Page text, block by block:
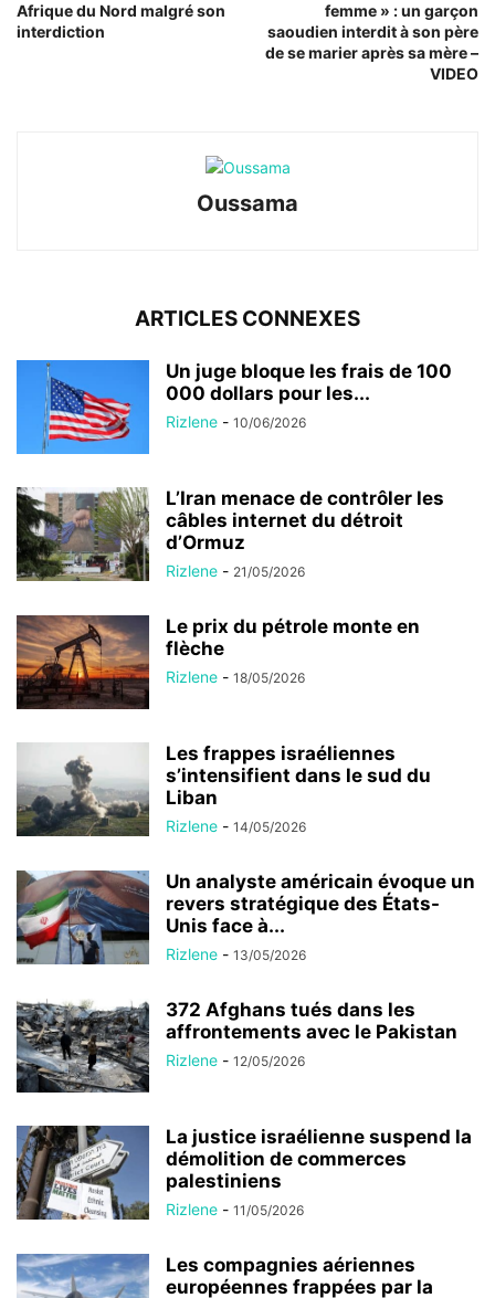
Afrique du Nord malgré son
interdiction
femme » : un garçon
saoudien interdit à son père
de se marier après sa mère –
VIDEO
Oussama
ARTICLES CONNEXES
Un juge bloque les frais de 100
000 dollars pour les...
Rizlene - 10/06/2026
L’Iran menace de contrôler les
câbles internet du détroit
d’Ormuz
Rizlene - 21/05/2026
Le prix du pétrole monte en
flèche
Rizlene - 18/05/2026
Les frappes israéliennes
s’intensifient dans le sud du
Liban
Rizlene - 14/05/2026
Un analyste américain évoque un
revers stratégique des États-
Unis face à...
Rizlene - 13/05/2026
372 Afghans tués dans les
affrontements avec le Pakistan
Rizlene - 12/05/2026
La justice israélienne suspend la
démolition de commerces
palestiniens
Rizlene - 11/05/2026
Les compagnies aériennes
européennes frappées par la